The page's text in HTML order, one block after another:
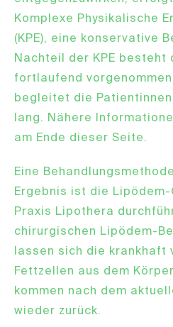
Komplexe Physikalische
(KPE), eine konservative
Nachteil der KPE besteht
fortlaufend
begleitet die
lang. Nähere
am Ende dieser Seite.
Eine
Ergebnis ist die Lipödem-
Praxis Lipothera
chirurgischen Lipödem-
lassen sich die krankhaft
Fettzellen aus dem
kommen nach dem
wieder zurück.